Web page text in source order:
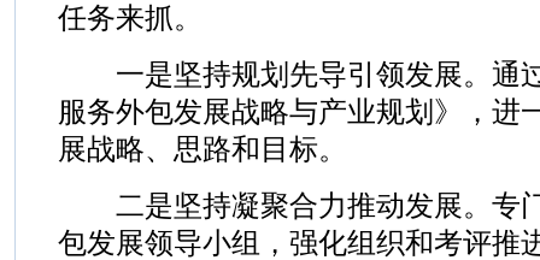
任务来抓。
一是坚持规划先导引领发展。通
服务外包发展战略与产业规划》，进
展战略、思路和目标。
二是坚持凝聚合力推动发展。专
包发展领导小组，强化组织和考评推